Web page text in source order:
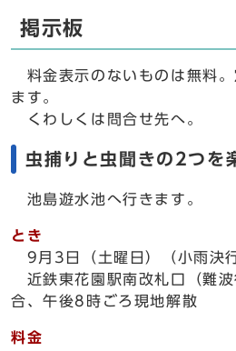
掲示板
料金表示のないものは無料。
ます。
くわしくは問合せ先へ。
虫捕りと虫聞きの2つを
池島遊水池へ行きます。
とき
9月3日（土曜日）（小雨決
近鉄東花園駅南改札口（難
合、午後8時ごろ現地解散
料金